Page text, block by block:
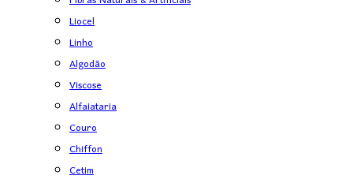
Liocel
Linho
Algodão
Viscose
Alfaiataria
Couro
Chiffon
Cetim